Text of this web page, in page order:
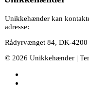
Unikkehænder kan
adresse:
Rådyrvænget 84, DK-4200
© 2026 Unikkehænder |